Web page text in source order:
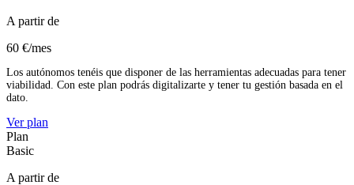
A partir de
60 €/mes
Los autónomos tenéis que disponer de las herramientas adecuadas para tener
viabilidad. Con este plan podrás digitalizarte y tener tu gestión basada en el
dato.
Ver plan
Plan
Basic
A partir de